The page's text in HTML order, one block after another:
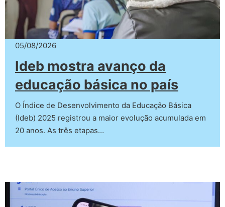
05/08/2026
Ideb mostra avanço da
educação básica no país
O Índice de Desenvolvimento da Educação Básica
(Ideb) 2025 registrou a maior evolução acumulada em
20 anos. As três etapas…